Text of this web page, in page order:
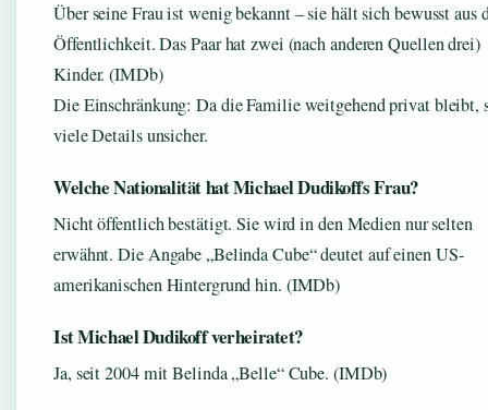
Über seine Frau ist wenig bekannt – sie hält sich bewusst aus
Öffentlichkeit. Das Paar hat zwei (nach anderen Quellen drei)
Kinder. (IMDb)
Die Einschränkung: Da die Familie weitgehend privat bleibt,
viele Details unsicher.
Welche Nationalität hat Michael Dudikoffs Frau?
Nicht öffentlich bestätigt. Sie wird in den Medien nur selten
erwähnt. Die Angabe „Belinda Cube“ deutet auf einen US-
amerikanischen Hintergrund hin. (IMDb)
Ist Michael Dudikoff verheiratet?
Ja, seit 2004 mit Belinda „Belle“ Cube. (IMDb)